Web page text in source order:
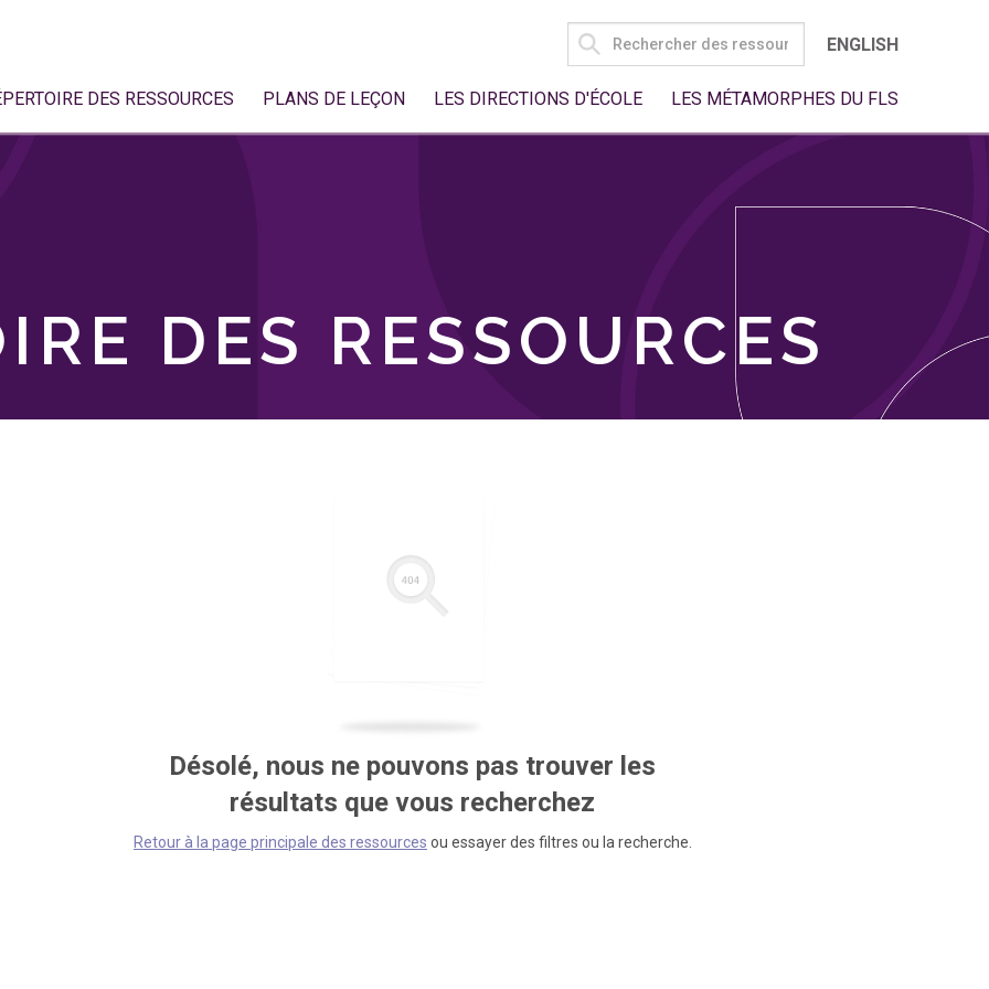
SEARCH
FOR:
ENGLISH
DES RESSOURCES PLANS DE LEÇON LES DIRECTIONS D'ÉCOLE LES MÉTAMORPHES DU FLS
DES RESSOURCES
Désolé, nous ne pouvons pas trouver les
résultats que vous recherchez
Retour à la page principale des ressources ou essayer des filtres ou la recherche.